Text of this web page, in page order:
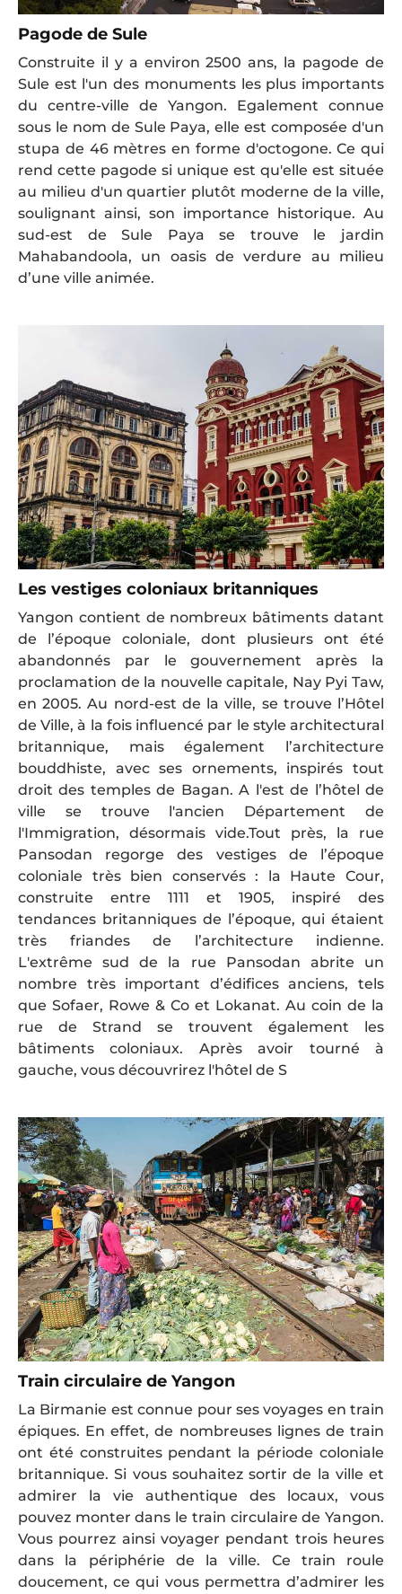
Pagode de Sule
Construite il y a environ 2500 ans, la pagode de
Sule est l'un des monuments les plus importants
du centre-ville de Yangon. Egalement connue
sous le nom de Sule Paya, elle est composée d'un
stupa de 46 mètres en forme d'octogone. Ce qui
rend cette pagode si unique est qu'elle est située
au milieu d'un quartier plutôt moderne de la ville,
soulignant ainsi, son importance historique. Au
sud-est de Sule Paya se trouve le jardin
Mahabandoola, un oasis de verdure au milieu
d’une ville animée.
Les vestiges coloniaux britanniques
Yangon contient de nombreux bâtiments datant
de l’époque coloniale, dont plusieurs ont été
abandonnés par le gouvernement après la
proclamation de la nouvelle capitale, Nay Pyi Taw,
en 2005. Au nord-est de la ville, se trouve l’Hôtel
de Ville, à la fois influencé par le style architectural
britannique, mais également l’architecture
bouddhiste, avec ses ornements, inspirés tout
droit des temples de Bagan. A l'est de l’hôtel de
ville se trouve l'ancien Département de
l'Immigration, désormais vide.Tout près, la rue
Pansodan regorge des vestiges de l’époque
coloniale très bien conservés : la Haute Cour,
construite entre 1111 et 1905, inspiré des
tendances britanniques de l’époque, qui étaient
très friandes de l’architecture indienne.
L'extrême sud de la rue Pansodan abrite un
nombre très important d’édifices anciens, tels
que Sofaer, Rowe & Co et Lokanat. Au coin de la
rue de Strand se trouvent également les
bâtiments coloniaux. Après avoir tourné à
gauche, vous découvrirez l'hôtel de S
Train circulaire de Yangon
La Birmanie est connue pour ses voyages en train
épiques. En effet, de nombreuses lignes de train
ont été construites pendant la période coloniale
britannique. Si vous souhaitez sortir de la ville et
admirer la vie authentique des locaux, vous
pouvez monter dans le train circulaire de Yangon.
Vous pourrez ainsi voyager pendant trois heures
dans la périphérie de la ville. Ce train roule
doucement, ce qui vous permettra d’admirer les